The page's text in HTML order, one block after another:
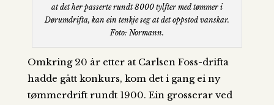
at det her passerte rundt 8000 tylfter med tømmer i
Dørumdrifta, kan ein tenkje seg at det oppstod vanskar.
Foto: Normann.
Omkring 20 år etter at Carlsen Foss-drifta
hadde gått konkurs, kom det i gang ei ny
tømmerdrift rundt 1900. Ein grosserar ved